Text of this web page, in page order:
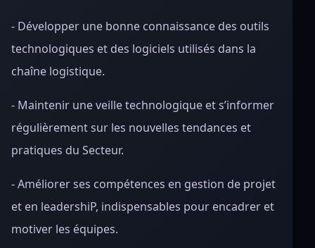
- Développer une bonne connaissance des outils
technologiques et des logiciels utilisés dans la
chaîne logistique.
- Maintenir une veille technologique et s’informer
régulièrement sur les nouvelles tendances et
pratiques du Secteur.
- Améliorer ses compétences en gestion de projet
et en leadershiP, indispensables pour encadrer et
motiver les équipes.